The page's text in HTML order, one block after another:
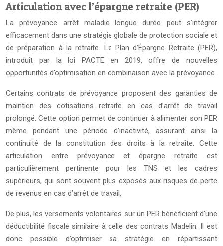
Articulation avec l’épargne retraite (PER)
La prévoyance arrêt maladie longue durée peut s’intégrer
efficacement dans une stratégie globale de protection sociale et
de préparation à la retraite. Le Plan d’Épargne Retraite (PER),
introduit par la loi PACTE en 2019, offre de nouvelles
opportunités d’optimisation en combinaison avec la prévoyance.
Certains contrats de prévoyance proposent des garanties de
maintien des cotisations retraite en cas d’arrêt de travail
prolongé. Cette option permet de continuer à alimenter son PER
même pendant une période d’inactivité, assurant ainsi la
continuité de la constitution des droits à la retraite. Cette
articulation entre prévoyance et épargne retraite est
particulièrement pertinente pour les TNS et les cadres
supérieurs, qui sont souvent plus exposés aux risques de perte
de revenus en cas d’arrêt de travail.
De plus, les versements volontaires sur un PER bénéficient d’une
déductibilité fiscale similaire à celle des contrats Madelin. Il est
donc possible d’optimiser sa stratégie en répartissant